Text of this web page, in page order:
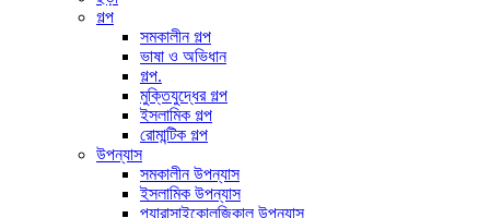
গল্প
সমকালীন গল্প
ভাষা ও অভিধান
গল্প.
মুক্তিযুদ্ধের গল্প
ইসলামিক গল্প
রোমান্টিক গল্প
উপন্যাস
সমকালীন উপন্যাস
ইসলামিক উপন্যাস
প্যারাসাইকোলজিকাল উপন্যাস